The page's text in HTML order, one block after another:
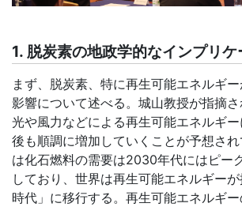
1. 脱炭素の地政学的なインプリケ
まず、脱炭素、特に再生可能エネルギ
影響について述べる。城山教授が指摘
光や風力などによる再生可能エネルギ
後も順調に増加していくことが予想さ
は化石燃料の需要は2030年代にはピー
しており、世界は再生可能エネルギー
時代」に移行する。再生可能エネルギ